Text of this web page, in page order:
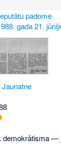
padome
gada 21.
demokrātisma —